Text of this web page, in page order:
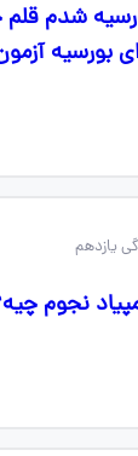
شدم
بورسیه
نجوم